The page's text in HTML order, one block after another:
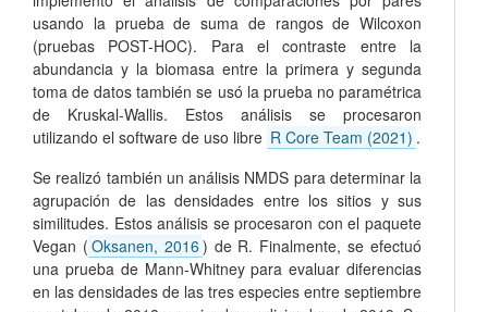
usando la prueba de suma de rangos de Wilcoxon
(pruebas POST-HOC). Para el contraste entre la
abundancia y la biomasa entre la primera y segunda
toma de datos también se usó la prueba no paramétrica
de Kruskal-Wallis. Estos análisis se procesaron
utilizando el software de uso libre R Core Team (2021) .
Se realizó también un análisis NMDS para determinar la
agrupación de las densidades entre los sitios y sus
similitudes. Estos análisis se procesaron con el paquete
Vegan ( Oksanen, 2016 ) de R. Finalmente, se efectuó
una prueba de Mann-Whitney para evaluar diferencias
en las densidades de las tres especies entre septiembre